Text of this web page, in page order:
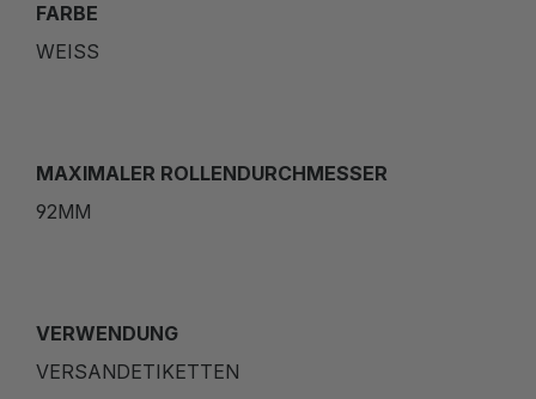
FARBE
WEISS
MAXIMALER ROLLENDURCHMESSER
92MM
VERWENDUNG
VERSANDETIKETTEN